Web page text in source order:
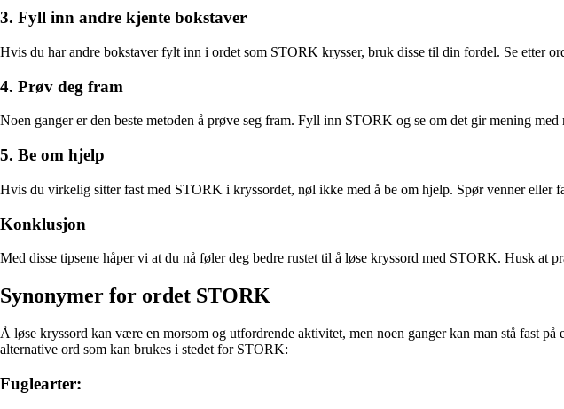
3. Fyll inn andre kjente bokstaver
Hvis du har andre bokstaver fylt inn i ordet som STORK krysser, bruk disse til din fordel. Se etter
4. Prøv deg fram
Noen ganger er den beste metoden å prøve seg fram. Fyll inn STORK og se om det gir mening
5. Be om hjelp
Hvis du virkelig sitter fast med STORK i kryssordet, nøl ikke med å be om hjelp. Spør venner
Konklusjon
Med disse tipsene håper vi at du nå føler deg bedre rustet til å løse kryssord med STORK. Husk
Synonymer for ordet STORK
Å løse kryssord kan være en morsom og utfordrende aktivitet, men noen ganger kan man stå fast
alternative ord som kan brukes i stedet for STORK:
Fuglearter: